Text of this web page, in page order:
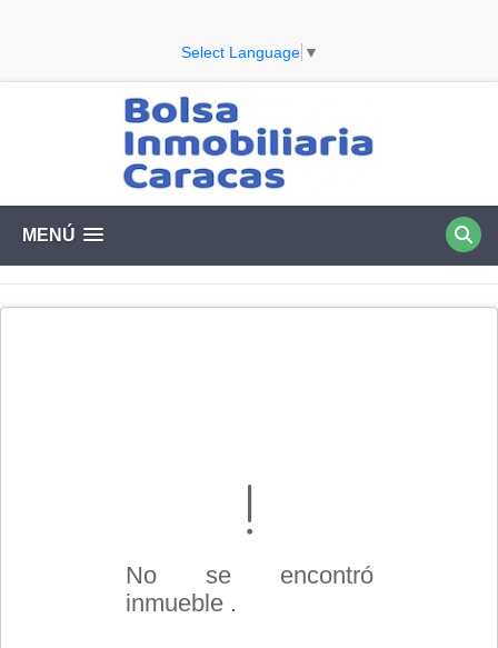
Select Language ▼
MENÚ
No se encontró
inmueble .